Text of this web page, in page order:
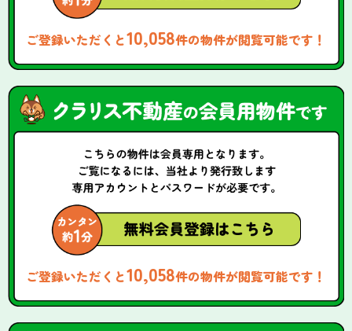
ご登録いただくと10,058件の物件が閲覧可能です！
ご登録いただくと10,058件の物件が閲覧可能です！